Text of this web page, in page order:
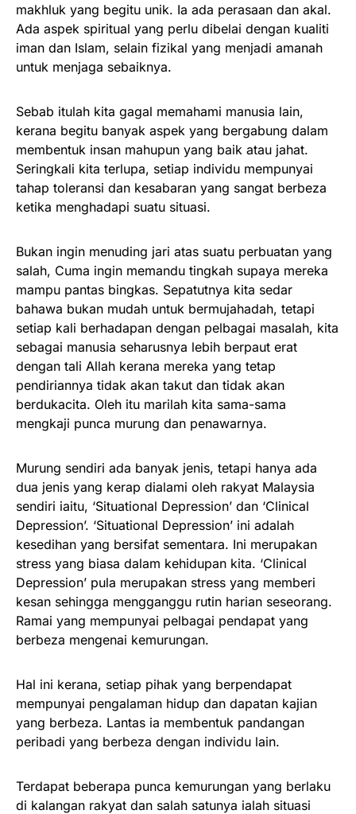
makhluk yang begitu unik. Ia ada perasaan dan akal.
Ada aspek spiritual yang perlu dibelai dengan kualiti
iman dan Islam, selain fizikal yang menjadi amanah
untuk menjaga sebaiknya.
Sebab itulah kita gagal memahami manusia lain,
kerana begitu banyak aspek yang bergabung dalam
membentuk insan mahupun yang baik atau jahat.
Seringkali kita terlupa, setiap individu mempunyai
tahap toleransi dan kesabaran yang sangat berbeza
ketika menghadapi suatu situasi.
Bukan ingin menuding jari atas suatu perbuatan yang
salah, Cuma ingin memandu tingkah supaya mereka
mampu pantas bingkas. Sepatutnya kita sedar
bahawa bukan mudah untuk bermujahadah, tetapi
setiap kali berhadapan dengan pelbagai masalah, kita
sebagai manusia seharusnya lebih berpaut erat
dengan tali Allah kerana mereka yang tetap
pendiriannya tidak akan takut dan tidak akan
berdukacita. Oleh itu marilah kita sama-sama
mengkaji punca murung dan penawarnya.
Murung sendiri ada banyak jenis, tetapi hanya ada
dua jenis yang kerap dialami oleh rakyat Malaysia
sendiri iaitu, ‘Situational Depression’ dan ‘Clinical
Depression’. ‘Situational Depression’ ini adalah
kesedihan yang bersifat sementara. Ini merupakan
stress yang biasa dalam kehidupan kita. ‘Clinical
Depression’ pula merupakan stress yang memberi
kesan sehingga mengganggu rutin harian seseorang.
Ramai yang mempunyai pelbagai pendapat yang
berbeza mengenai kemurungan.
Hal ini kerana, setiap pihak yang berpendapat
mempunyai pengalaman hidup dan dapatan kajian
yang berbeza. Lantas ia membentuk pandangan
peribadi yang berbeza dengan individu lain.
Terdapat beberapa punca kemurungan yang berlaku
di kalangan rakyat dan salah satunya ialah situasi